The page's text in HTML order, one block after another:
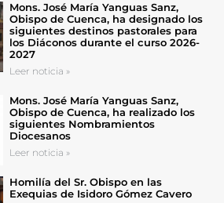
Mons. José María Yanguas Sanz,
Obispo de Cuenca, ha designado los
siguientes destinos pastorales para
los Diáconos durante el curso 2026-
2027
Leer noticia »
Mons. José María Yanguas Sanz,
Obispo de Cuenca, ha realizado los
siguientes Nombramientos
Diocesanos
Leer noticia »
Homilía del Sr. Obispo en las
Exequias de Isidoro Gómez Cavero